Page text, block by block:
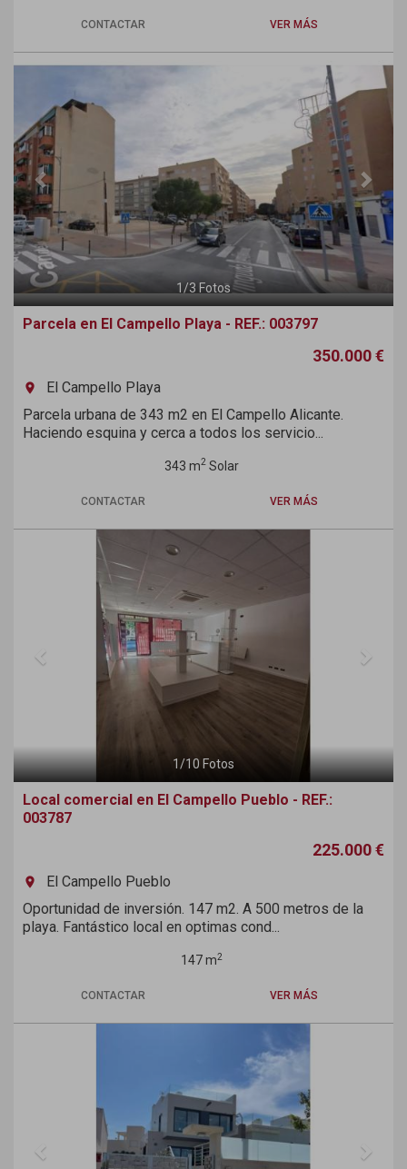
CONTACTAR VER MÁS
Previous Next
1 /3 Fotos
Parcela en El Campello Playa - REF.: 003797
350.000 €
room
El Campello Playa
Parcela urbana de 343 m2 en El Campello Alicante.
Haciendo esquina y cerca a todos los servicio...
343 m2Solar
CONTACTAR VER MÁS
Previous
1 /10 Fotos
Local comercial en El Campello Pueblo - REF.:
003787
225.000 €
room
El Campello Pueblo
Oportunidad de inversión. 147 m2. A 500 metros de la
playa. Fantástico local en optimas cond...
147 m2
CONTACTAR VER MÁS